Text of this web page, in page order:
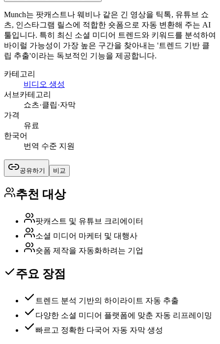
Munch는 팟캐스트나 웨비나 같은 긴 영상을 틱톡, 유튜브 쇼
츠, 인스타그램 릴스에 적합한 숏폼으로 자동 변환해 주는 AI
툴입니다. 특히 최신 소셜 미디어 트렌드와 키워드를 분석하여
바이럴 가능성이 가장 높은 구간을 찾아내는 '트렌드 기반 클
립 추출'이라는 독보적인 기능을 제공합니다.
카테고리
비디오 생성
서브카테고리
쇼츠·클립·자막
가격
유료
한국어
번역 수준 지원
공유하기 비교
추천 대상
팟캐스트 및 유튜브 크리에이터
소셜 미디어 마케터 및 대행사
숏폼 제작을 자동화하려는 기업
주요 장점
트렌드 분석 기반의 하이라이트 자동 추출
다양한 소셜 미디어 플랫폼에 맞춘 자동 리프레이밍
빠르고 정확한 다국어 자동 자막 생성